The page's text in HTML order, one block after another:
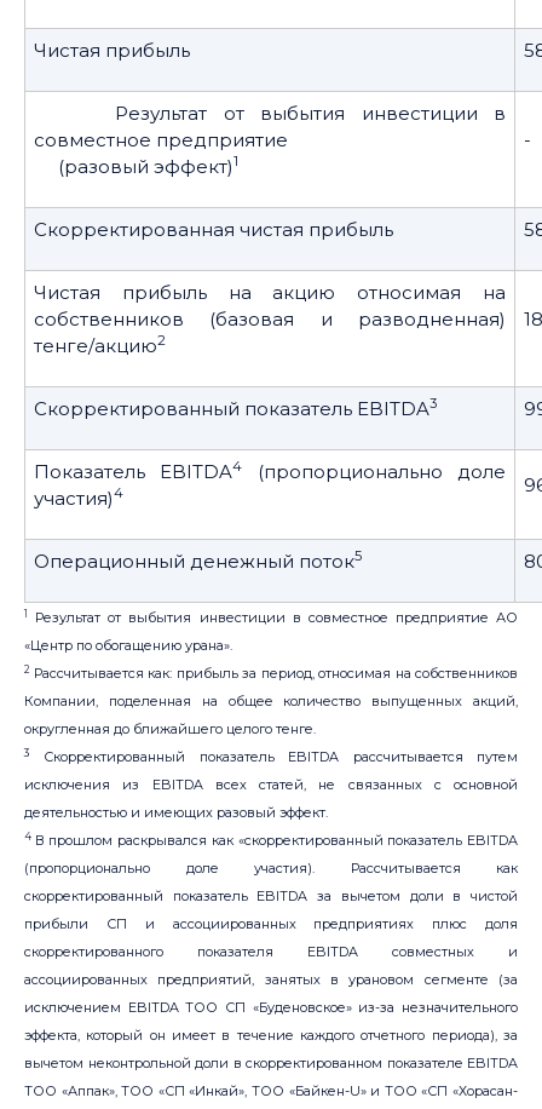
Чистая прибыль
Результат от выбытия инвестиции в
совместное предприятие
(разовый эффект)1
-
Скорректированная чистая прибыль
Чистая прибыль на акцию относимая на
собственников (базовая и разводненная)
тенге/акцию2
Скорректированный показатель EBITDA3
Показатель EBITDA4
(пропорционально доле
участия)4
Операционный денежный поток5
1
Результат от выбытия инвестиции в совместное предприятие АО
«Центр по обогащению урана».
2 Рассчитывается как: прибыль за период, относимая на собственников
Компании, поделенная на общее количество выпущенных акций,
округленная до ближайшего целого тенге.
3
Скорректированный показатель EBITDA рассчитывается путем
исключения из EBITDA всех статей, не связанных с основной
деятельностью и имеющих разовый эффект.
4 В прошлом раскрывался как «скорректированный показатель EBITDA
(пропорционально доле участия). Рассчитывается как
скорректированный показатель EBITDA за вычетом доли в чистой
прибыли СП и ассоциированных предприятиях плюс доля
скорректированного показателя EBITDA совместных и
ассоциированных предприятий, занятых в урановом сегменте (за
исключением EBITDA ТОО СП «Буденовское» из-за незначительного
эффекта, который он имеет в течение каждого отчетного периода), за
вычетом неконтрольной доли в скорректированном показателе EBITDA
ТОО «Аппак», ТОО «СП «Инкай», ТОО «Байкен-U» и ТОО «СП «Хорасан-